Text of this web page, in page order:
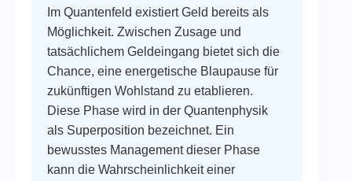
Im Quantenfeld existiert Geld bereits als
Möglichkeit. Zwischen Zusage und
tatsächlichem Geldeingang bietet sich die
Chance, eine energetische Blaupause für
zukünftigen Wohlstand zu etablieren.
Diese Phase wird in der Quantenphysik
als Superposition bezeichnet. Ein
bewusstes Management dieser Phase
kann die Wahrscheinlichkeit einer